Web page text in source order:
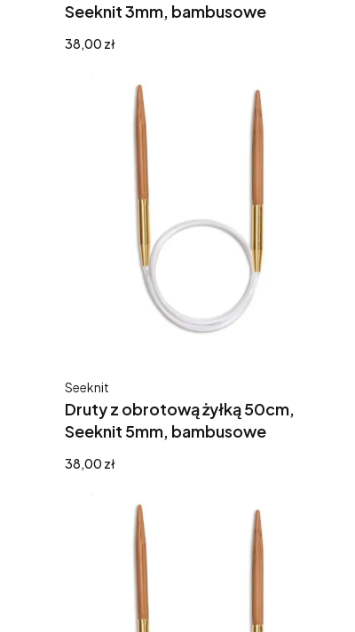
Seeknit 3mm, bambusowe
Cena
38,00 zł
Druty z obrotową żyłką 50cm,
Seeknit 5mm, bambusowe
Producent
Seeknit
Cena
38,00 zł